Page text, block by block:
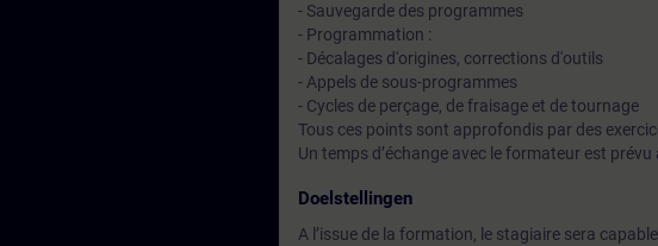
- Sauvegarde des programmes
- Programmation :
- Décalages d'origines, corrections d'outils
- Appels de sous-programmes
- Cycles de perçage, de fraisage et de tournage
Tous ces points sont approfondis par des
Un temps d’échange avec le formateur est prévu
Doelstellingen
A l’issue de la formation, le stagiaire sera capable